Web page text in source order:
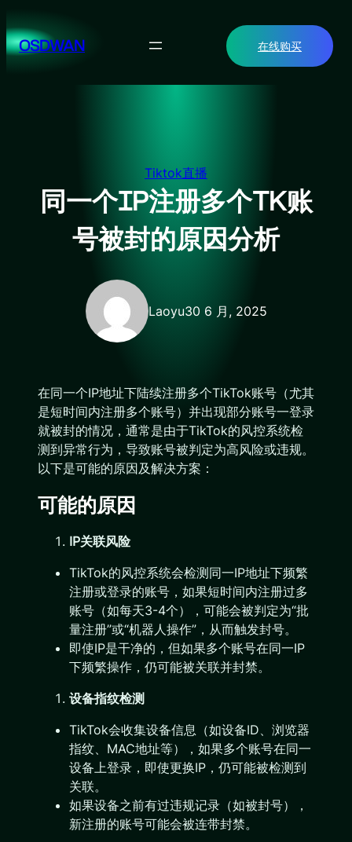
至
内OSDWAN 在线购买
Tiktok直播
同一个IP注册多个TK账
号被封的原因分析
Laoyu30 6 月, 2025
在同一个IP地址下陆续注册多个TikTok账号（尤其
是短时间内注册多个账号）并出现部分账号一登录
就被封的情况，通常是由于TikTok的风控系统检
测到异常行为，导致账号被判定为高风险或违规。
以下是可能的原因及解决方案：
可能的原因
IP关联风险
TikTok的风控系统会检测同一IP地址下频繁
注册或登录的账号，如果短时间内注册过多
账号（如每天3-4个），可能会被判定为“批
量注册”或“机器人操作”，从而触发封号。
即使IP是干净的，但如果多个账号在同一IP
下频繁操作，仍可能被关联并封禁。
设备指纹检测
TikTok会收集设备信息（如设备ID、浏览器
指纹、MAC地址等），如果多个账号在同一
设备上登录，即使更换IP，仍可能被检测到
关联。
如果设备之前有过违规记录（如被封号），
新注册的账号可能会被连带封禁。